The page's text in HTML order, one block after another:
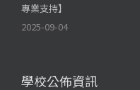
專業支持】
2025-09-04
學校公佈資訊